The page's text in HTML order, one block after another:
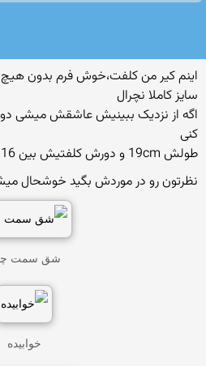
اینم کیر من کلفت،خوش فرم بدون هیچ
سایز کاملا نچرال
اگه از نزدیک ببینیش عاشقش میشی
کنی
طولش 19cm و دورش کلفتیش بین 16 ، 15 سانت هست
نظرتون رو در موردش بگید خوشحال
شق سمت
خوابیده